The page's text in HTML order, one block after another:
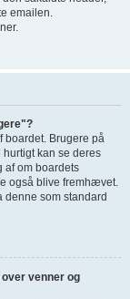
emailen.
boardet. Brugere på
kan se deres
af om boardets
også blive fremhævet.
som standard
venner og